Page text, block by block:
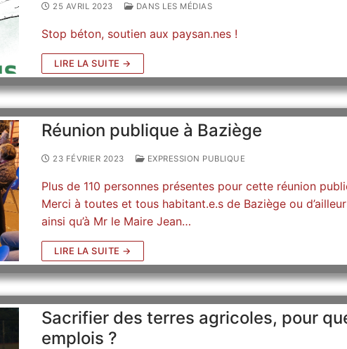
25 AVRIL 2023 DANS LES MÉDIAS
Stop béton, soutien aux paysan.nes !
LIRE LA SUITE →
Réunion publique à Baziège
23 FÉVRIER 2023 EXPRESSION PUBLIQUE
Plus de 110 personnes présentes pour cette réunion
Merci à toutes et tous habitant.e.s de Baziège ou
ainsi qu’à Mr le Maire Jean…
LIRE LA SUITE →
Sacrifier des terres agricoles, pour
emplois ?